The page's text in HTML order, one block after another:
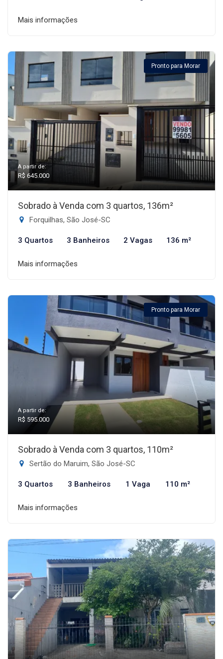
Mais informações
Pronto para Morar
A partir de:
R$ 645.000
Sobrado à Venda com 3 quartos, 136m²
Forquilhas, São José-SC
3 Quartos 3 Banheiros 2 Vagas 136 m²
Mais informações
Pronto para Morar
A partir de:
R$ 595.000
Sobrado à Venda com 3 quartos, 110m²
Sertão do Maruim, São José-SC
3 Quartos 3 Banheiros 1 Vaga 110 m²
Mais informações